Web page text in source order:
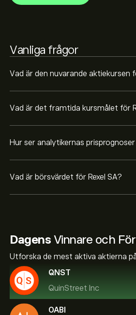
Vanliga frågor
Vad är den nuvarande aktiekursen
Vad är det framtida kursmålet för
Hur ser analytikernas
Vad är börsvärdet för Rexel SA?
Dagens Vinnare och
Utforska de mest aktiva aktierna
QNST
QuinStreet Inc
OABI